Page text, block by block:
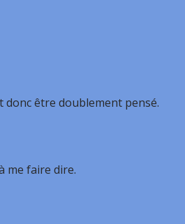
donc être dou­blement pensé.
me faire dire.